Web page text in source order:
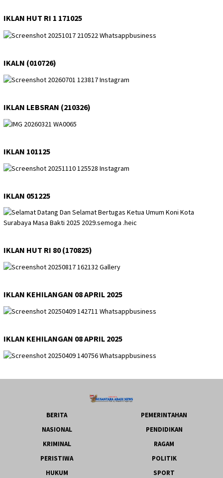
IKLAN HUT RI 1 171025
IKALN (010726)
IKLAN LEBSRAN (210326)
IKLAN 101125
IKLAN 051225
IKLAN HUT RI 80 (170825)
IKLAN KEHILANGAN 08 APRIL 2025
IKLAN KEHILANGAN 08 APRIL 2025
BERITA
PEMERINTAHAN
NASIONAL
PENDIDIKAN
KRIMINAL
RAGAM
PERISTIWA
POLITIK
HUKUM
SPORT